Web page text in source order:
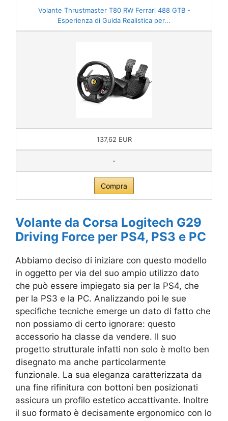
Volante Thrustmaster T80 RW Ferrari 488 GTB -
Esperienza di Guida Realistica per...
137,62 EUR
-
Compra
Volante da Corsa Logitech G29
Driving Force per PS4, PS3 e PC
Abbiamo deciso di iniziare con questo modello
in oggetto per via del suo ampio utilizzo dato
che può essere impiegato sia per la PS4, che
per la PS3 e la PC. Analizzando poi le sue
specifiche tecniche emerge un dato di fatto che
non possiamo di certo ignorare: questo
accessorio ha classe da vendere. Il suo
progetto strutturale infatti non solo è molto ben
disegnato ma anche particolarmente
funzionale. La sua eleganza caratterizzata da
una fine rifinitura con bottoni ben posizionati
assicura un profilo estetico accattivante. Inoltre
il suo formato è decisamente ergonomico con lo